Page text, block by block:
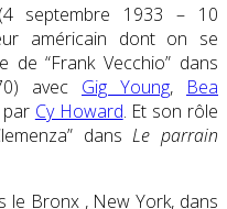
septembre 1933 – 10
américain dont on se
“Frank Vecchio” dans
avec Gig Young, Bea
Cy Howard. Et son rôle
dansLe parrain
le Bronx , New York, dans